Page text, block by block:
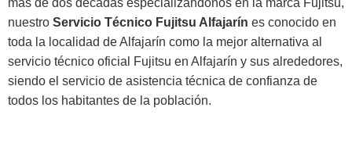
nuestro Servicio Técnico Fujitsu Alfajarín es conocido en
toda la localidad de Alfajarín como la mejor alternativa al
servicio técnico oficial Fujitsu en Alfajarín y sus alrededores,
siendo el servicio de asistencia técnica de confianza de
todos los habitantes de la población.